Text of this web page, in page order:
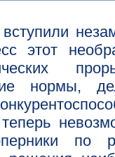
этот
нормы,
по